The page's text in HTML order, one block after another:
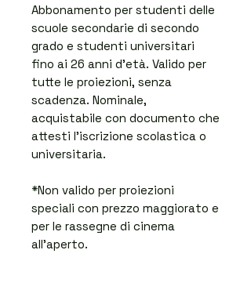
Abbonamento per studenti delle
scuole secondarie di secondo
grado e studenti universitari
fino ai 26 anni d'età. Valido per
tutte le proiezioni, senza
scadenza. Nominale,
acquistabile con documento che
attesti l'iscrizione scolastica o
universitaria.
*Non valido per proiezioni
speciali con prezzo maggiorato e
per le rassegne di cinema
all'aperto.